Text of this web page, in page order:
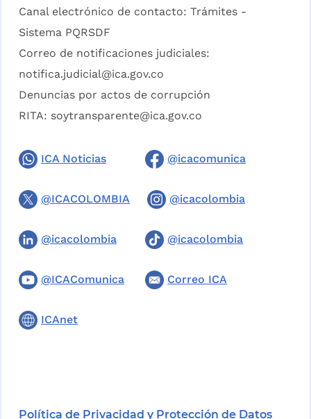
Canal electrónico de contacto: Trámites -
Sistema PQRSDF
Correo de notificaciones judiciales:
notifica.judicial@ica.gov.co
Denuncias por actos de corrupción
RITA: soytransparente@ica.gov.co
ICA Noticias @icacomunica
@ICACOLOMBIA @icacolombia
@icacolombia @icacolombia
@ICAComunica Correo ICA
ICAnet
Política de Privacidad y Protección de Datos